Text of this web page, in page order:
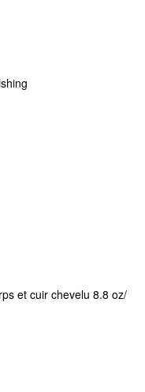
et cuir chevelu 8.8 oz/